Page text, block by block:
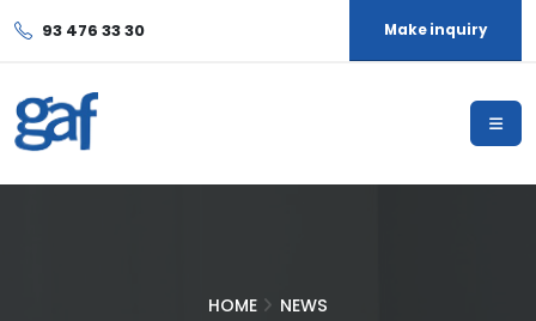
93 476 33 30 Make inquiry
HOME
NEWS